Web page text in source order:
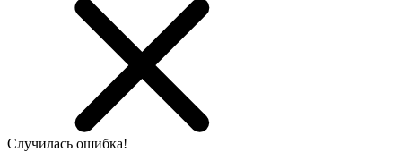
Случилась ошибка!